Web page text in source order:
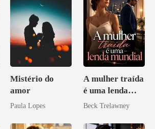
Mistério do
amor
Paula Lopes
A mulher traída
é uma lenda
mundial
Beck Trelawney